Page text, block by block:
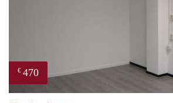
€ 470